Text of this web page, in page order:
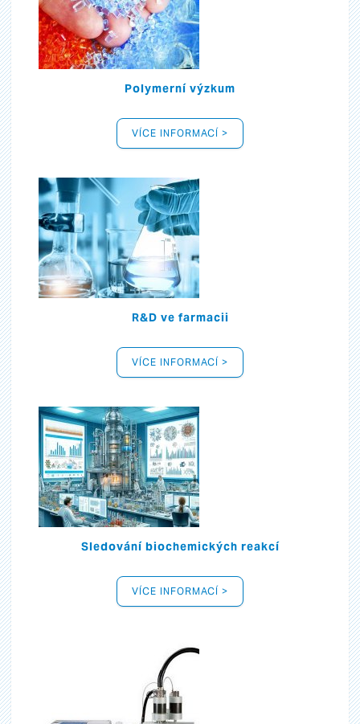
Polymerní výzkum
VÍCE INFORMACÍ >
R&D ve farmacii
VÍCE INFORMACÍ >
Sledování biochemických reakcí
VÍCE INFORMACÍ >